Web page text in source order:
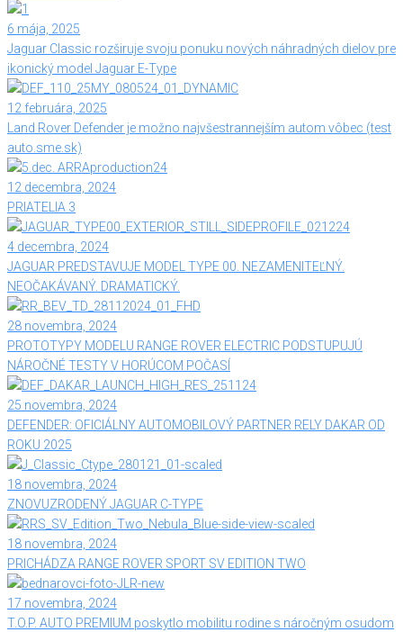
6 mája, 2025
Jaguar Classic rozširuje svoju ponuku nových náhradných dielov pre
ikonický model Jaguar E-Type
12 februára, 2025
Land Rover Defender je možno najvšestrannejším autom vôbec (test
auto.sme.sk)
12 decembra, 2024
PRIATELIA 3
4 decembra, 2024
JAGUAR PREDSTAVUJE MODEL TYPE 00. NEZAMENITEĽNÝ.
NEOČAKÁVANÝ. DRAMATICKÝ.
28 novembra, 2024
PROTOTYPY MODELU RANGE ROVER ELECTRIC PODSTUPUJÚ
NÁROČNÉ TESTY V HORÚCOM POČASÍ
25 novembra, 2024
DEFENDER: OFICIÁLNY AUTOMOBILOVÝ PARTNER RELY DAKAR OD
ROKU 2025
18 novembra, 2024
ZNOVUZRODENÝ JAGUAR C-TYPE
18 novembra, 2024
PRICHÁDZA RANGE ROVER SPORT SV EDITION TWO
17 novembra, 2024
T.O.P. AUTO PREMIUM poskytlo mobilitu rodine s náročným osudom